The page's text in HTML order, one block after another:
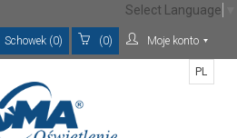
Schowek (0) (0) Moje konto
PL
Select Language